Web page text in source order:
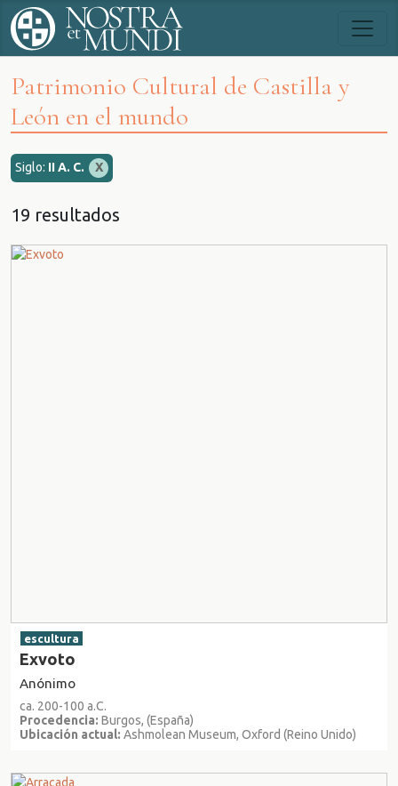
Patrimonio Cultural de Castilla y
León en el mundo
Siglo: II A. C. X
19 resultados
escultura
Exvoto
Anónimo
ca. 200-100 a.C.
Procedencia: Burgos, (España)
Ubicación actual: Ashmolean Museum, Oxford (Reino Unido)